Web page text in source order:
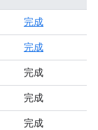
完成
完成
完成
完成
完成